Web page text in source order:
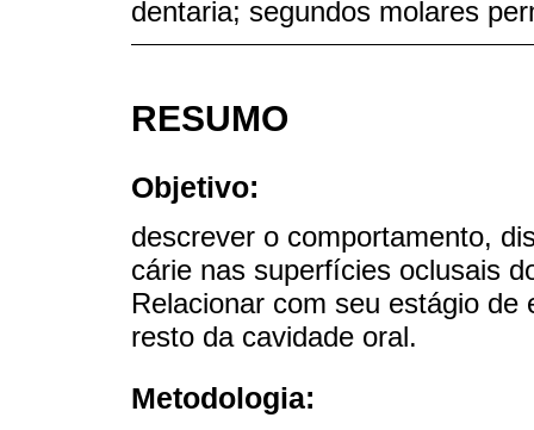
dentaria; segundos molares
RESUMO
Objetivo:
descrever o comportamento,
cárie nas superfícies oclusais
Relacionar com seu estágio
resto da cavidade oral.
Metodologia: